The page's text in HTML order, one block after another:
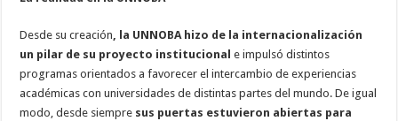
Desde su creación, la UNNOBA hizo de la internacionalización
un pilar de su proyecto institucional e impulsó distintos
programas orientados a favorecer el intercambio de experiencias
académicas con universidades de distintas partes del mundo. De igual
modo, desde siempre sus puertas estuvieron abiertas para